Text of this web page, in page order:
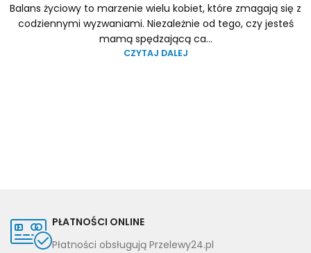
Balans życiowy to marzenie wielu kobiet, które zmagają się z
codziennymi wyzwaniami. Niezależnie od tego, czy jesteś
mamą spędzającą ca...
CZYTAJ DALEJ
PŁATNOŚCI ONLINE
Płatności obsługują Przelewy24.pl